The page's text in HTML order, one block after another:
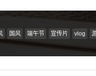
国风 端午节 宣传片 vlog